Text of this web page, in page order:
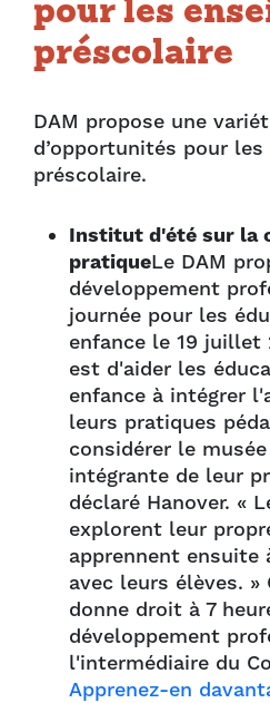
pour les
préscolaire
DAM propose une
d’opportunités pour
préscolaire.
Institut d'été sur la
pratiqueLe DAM
développement
journée pour les
enfance le 19 juillet
est d'aider les
enfance à intégrer
leurs pratiques
considérer le
intégrante de leur
déclaré Hanover. «
explorent leur
apprennent ensuite
avec leurs élèves.
donne droit à 7
développement
l'intermédiaire du
Apprenez-en